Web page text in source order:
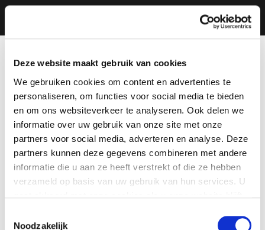
Deze website maakt gebruik van cookies
We gebruiken cookies om content en advertenties te
personaliseren, om functies voor social media te bieden
en om ons websiteverkeer te analyseren. Ook delen we
informatie over uw gebruik van onze site met onze
partners voor social media, adverteren en analyse. Deze
partners kunnen deze gegevens combineren met andere
informatie die u aan ze heeft verstrekt of die ze hebben
verzameld op basis van uw gebruik van hun services. U
Noodzakelijk